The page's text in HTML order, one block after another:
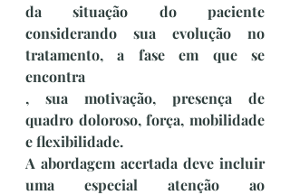
da situação do paciente
considerando sua evolução no
tratamento, a fase em que se
encontra
, sua motivação, presença de
quadro doloroso, força, mobilidade
e flexibilidade.
A abordagem acertada deve incluir
uma especial atenção ao